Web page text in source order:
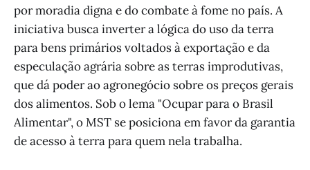
por moradia digna e do combate à fome no país. A
iniciativa busca inverter a lógica do uso da terra
para bens primários voltados à exportação e da
especulação agrária sobre as terras improdutivas,
que dá poder ao agronegócio sobre os preços gerais
dos alimentos. Sob o lema "Ocupar para o Brasil
Alimentar", o MST se posiciona em favor da garantia
de acesso à terra para quem nela trabalha.